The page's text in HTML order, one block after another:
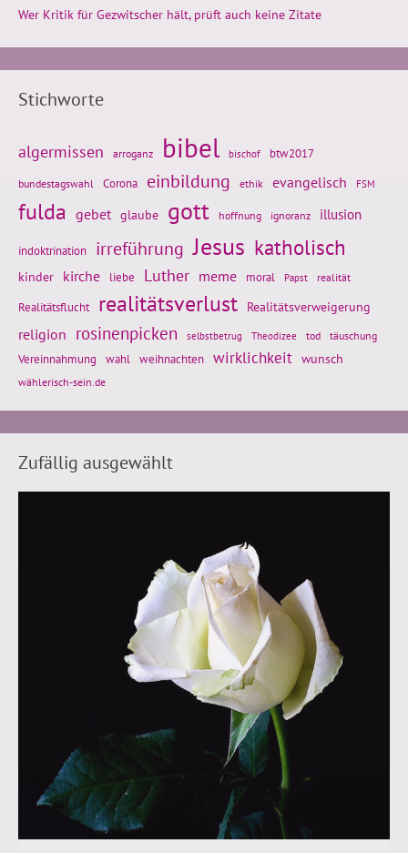
Wer Kritik für Gezwitscher hält, prüft auch keine Zitate
Stichworte
algermissen arroganz bibel bischof btw2017
bundestagswahl Corona einbildung ethik evangelisch FSM
fulda gebet glaube gott hoffnung ignoranz illusion
indoktrination irreführung Jesus katholisch
kinder kirche liebe Luther meme moral Papst realität
Realitätsflucht realitätsverlust Realitätsverweigerung
religion rosinenpicken selbstbetrug Theodizee tod täuschung
Vereinnahmung wahl weihnachten wirklichkeit wunsch
wählerisch-sein.de
Zufällig ausgewählt